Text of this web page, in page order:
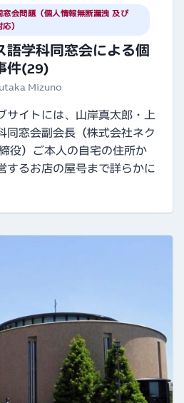
会問題（個人情報無断漏洩 及び
）
語学科同窓会による個
件(29)
Mizuno
サイトには、山岸真太郎・上
同窓会副会長（株式会社ネク
役）ご本人の自宅の住所か
するお店の屋号まで詳らかに